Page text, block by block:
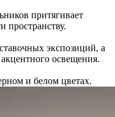
притягивает
пространству.
экспозиций, а
освещения.
и белом цветах.